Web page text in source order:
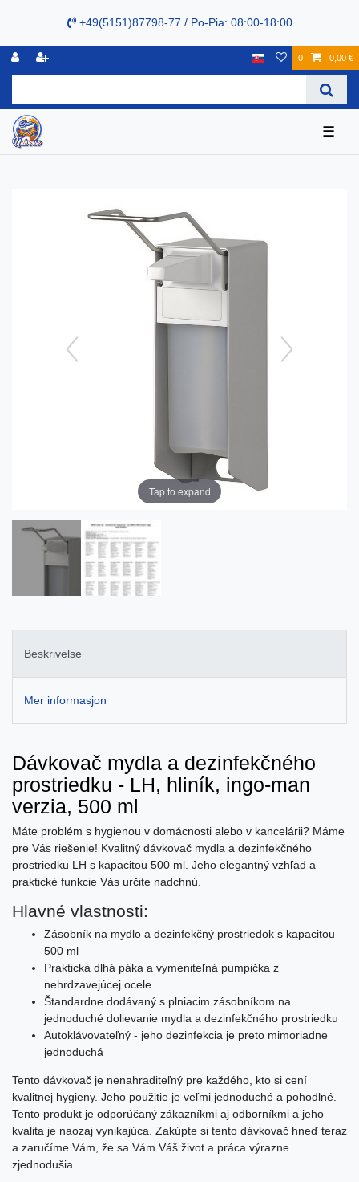
+49(5151)87798-77 / Po-Pia: 08:00-18:00
0 0,00 €
☰
Tap to expand
Beskrivelse
Mer informasjon
Dávkovač mydla a dezinfekčného
prostriedku - LH, hliník, ingo-man
verzia, 500 ml
Máte problém s hygienou v domácnosti alebo v kancelárii? Máme
pre Vás riešenie! Kvalitný dávkovač mydla a dezinfekčného
prostriedku LH s kapacitou 500 ml. Jeho elegantný vzhľad a
praktické funkcie Vás určite nadchnú.
Hlavné vlastnosti:
Zásobník na mydlo a dezinfekčný prostriedok s kapacitou
500 ml
Praktická dlhá páka a vymeniteľná pumpička z
nehrdzavejúcej ocele
Štandardne dodávaný s plniacim zásobníkom na
jednoduché dolievanie mydla a dezinfekčného prostriedku
Autoklávovateľný - jeho dezinfekcia je preto mimoriadne
jednoduchá
Tento dávkovač je nenahraditeľný pre každého, kto si cení
kvalitnej hygieny. Jeho použitie je veľmi jednoduché a pohodlné.
Tento produkt je odporúčaný zákazníkmi aj odborníkmi a jeho
kvalita je naozaj vynikajúca. Zakúpte si tento dávkovač hneď teraz
a zaručíme Vám, že sa Vám Váš život a práca výrazne
zjednodušia.